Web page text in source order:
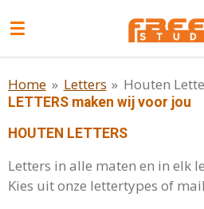
direct
de
hoofdinhoud
Home » Letters » Houten
LETTERS maken wij voor jou
HOUTEN LETTERS
Letters in alle maten en in elk
Kies uit onze lettertypes of